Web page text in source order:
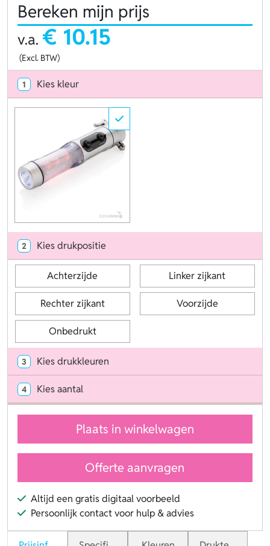
Bereken mijn prijs
v.a. € 10.15
(Excl. BTW)
1 Kies kleur
2 Kies drukpositie
Achterzijde Linker zijkant
Rechter zijkant Voorzijde
Onbedrukt
3 Kies drukkleuren
4 Kies aantal
Plaats in winkelwagen
Offerte aanvragen
Altijd een gratis digitaal voorbeeld
Persoonlijk contact voor hulp & advies